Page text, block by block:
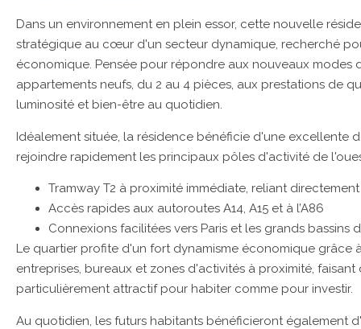
Dans un environnement en plein essor, cette nouvelle
stratégique au cœur d'un secteur dynamique, recherché
économique. Pensée pour répondre aux nouveaux modes
appartements neufs, du 2 au 4 pièces, aux prestations de
luminosité et bien-être au quotidien.
Idéalement située, la résidence bénéficie d'une excellente
rejoindre rapidement les principaux pôles d'activité de
Tramway T2 à proximité immédiate, reliant
Accès rapides aux autoroutes A14, A15 et à l’A86
Connexions facilitées vers Paris et les grands bassins
Le quartier profite d'un fort dynamisme économique grâce
entreprises, bureaux et zones d'activités à proximité,
particulièrement attractif pour habiter comme pour investir.
Au quotidien, les futurs habitants bénéficieront également